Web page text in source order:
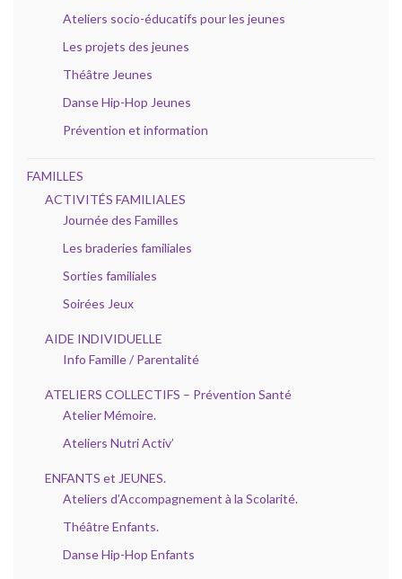
Ateliers socio-éducatifs pour les jeunes
Les projets des jeunes
Théâtre Jeunes
Danse Hip-Hop Jeunes
Prévention et information
FAMILLES
ACTIVITÉS FAMILIALES
Journée des Familles
Les braderies familiales
Sorties familiales
Soirées Jeux
AIDE INDIVIDUELLE
Info Famille / Parentalité
ATELIERS COLLECTIFS – Prévention Santé
Atelier Mémoire.
Ateliers Nutri Activ’
ENFANTS et JEUNES.
Ateliers d’Accompagnement à la Scolarité.
Théâtre Enfants.
Danse Hip-Hop Enfants